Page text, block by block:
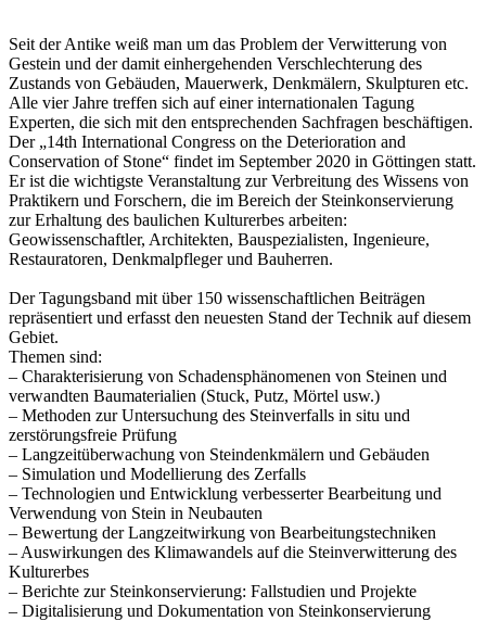
Seit der Antike weiß man um das Problem der Verwitterung von
Gestein und der damit einhergehenden Verschlechterung des
Zustands von Gebäuden, Mauerwerk, Denkmälern, Skulpturen etc.
Alle vier Jahre treffen sich auf einer internationalen Tagung
Experten, die sich mit den entsprechenden Sachfragen beschäftigen.
Der „14th International Congress on the Deterioration and
Conservation of Stone“ findet im September 2020 in Göttingen statt.
Er ist die wichtigste Veranstaltung zur Verbreitung des Wissens von
Praktikern und Forschern, die im Bereich der Steinkonservierung
zur Erhaltung des baulichen Kulturerbes arbeiten:
Geowissenschaftler, Architekten, Bauspezialisten, Ingenieure,
Restauratoren, Denkmalpfleger und Bauherren.
Der Tagungsband mit über 150 wissenschaftlichen Beiträgen
repräsentiert und erfasst den neuesten Stand der Technik auf diesem
Gebiet.
Themen sind:
– Charakterisierung von Schadensphänomenen von Steinen und
verwandten Baumaterialien (Stuck, Putz, Mörtel usw.)
– Methoden zur Untersuchung des Steinverfalls in situ und
zerstörungsfreie Prüfung
– Langzeitüberwachung von Steindenkmälern und Gebäuden
– Simulation und Modellierung des Zerfalls
– Technologien und Entwicklung verbesserter Bearbeitung und
Verwendung von Stein in Neubauten
– Bewertung der Langzeitwirkung von Bearbeitungstechniken
– Auswirkungen des Klimawandels auf die Steinverwitterung des
Kulturerbes
– Berichte zur Steinkonservierung: Fallstudien und Projekte
– Digitalisierung und Dokumentation von Steinkonservierung